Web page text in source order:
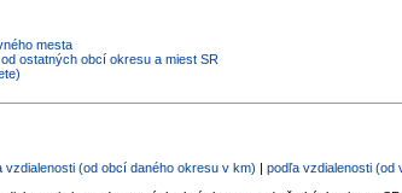
mesta
ostatných obcí okresu a miest SR
vzdialenosti (od obcí daného okresu v km) | podľa vzdialenosti (od